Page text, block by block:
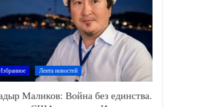
Лента новостей
Маликов: Война без единства.